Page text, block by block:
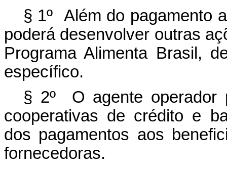
§ 1º Além do pagamento
poderá desenvolver outras
Programa Alimenta Brasil,
específico.
§ 2º O agente operador
cooperativas de crédito e
dos pagamentos aos
fornecedoras.